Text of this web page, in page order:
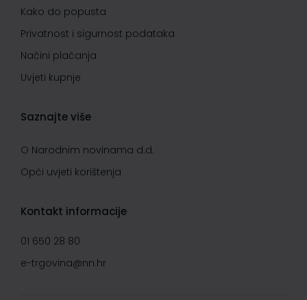
Kako do popusta
Privatnost i sigurnost podataka
Načini plaćanja
Uvjeti kupnje
Saznajte više
O Narodnim novinama d.d.
Opći uvjeti korištenja
Kontakt informacije
01 650 28 80
e-trgovina@nn.hr